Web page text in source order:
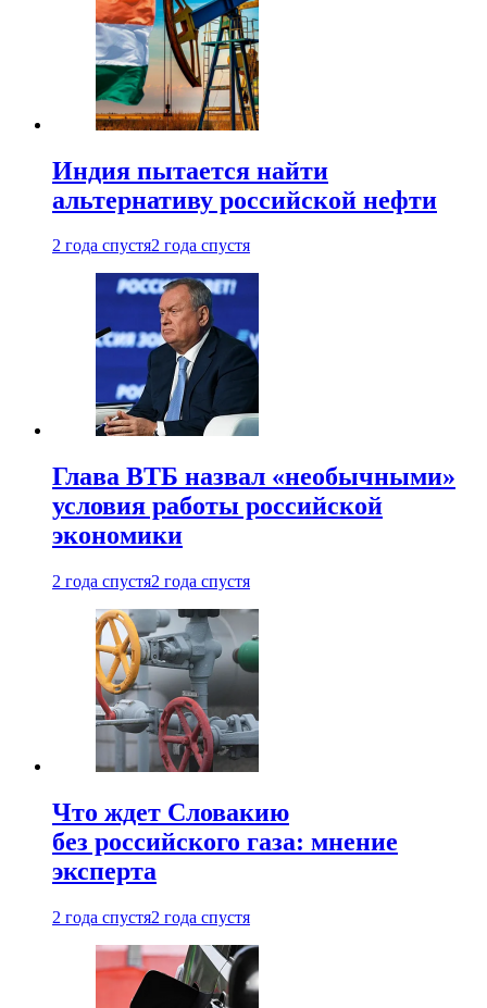
Индия пытается найти
альтернативу российской нефти
2 года спустя2 года спустя
Глава ВТБ назвал «необычными»
условия работы российской
экономики
2 года спустя2 года спустя
Что ждет Словакию
без российского газа: мнение
эксперта
2 года спустя2 года спустя